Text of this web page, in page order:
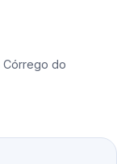
Córrego do